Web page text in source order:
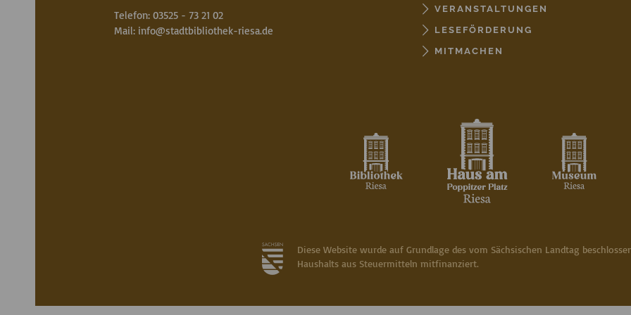
Telefon: 03525 - 73 21 02
Mail: info@stadtbibliothek-riesa.de
VERANSTALTUNGEN
LESEFÖRDERUNG
MITMACHEN
Diese Website wurde auf Grundlage des vom Sächsischen Landtag
Haushalts aus Steuermitteln mitfinanziert.